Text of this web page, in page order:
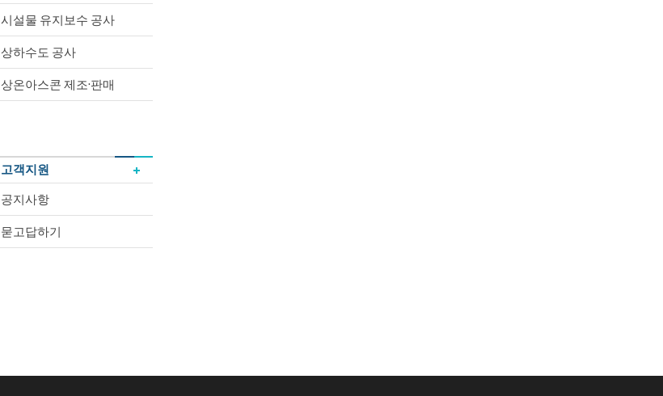
시설물 유지보수 공사
상하수도 공사
상온아스콘 제조·판매
고객지원
공지사항
묻고답하기